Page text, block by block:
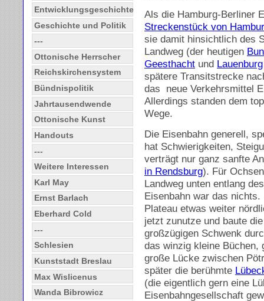
Entwicklungsgeschichte
Geschichte und Politik
---
Ottonische Herrscher
Reichskirchensystem
Bündnispolitik
Jahrtausendwende
Ottonische Kunst
Handouts
---
Weitere Interessen
Karl May
Ernst Barlach
Eberhard Cold
---
Schlesien
Kunststadt Breslau
Max Wislicenus
Wanda Bibrowicz
Als die Hamburg-Berliner
Streckenstück von
sie damit hinsichtlich des
Landweg (der heutigen
Geesthacht und Lauenburg
spätere Transitstrecke
das neue Verkehrsmittel
Allerdings standen dem
Wege.
Die Eisenbahn generell,
hat Schwierigkeiten,
verträgt nur ganz sanfte
in Rendsburg). Für
Landweg unten entlang
Eisenbahn war das
Plateau etwas weiter
jetzt zunutze und baute
großzügigen Schwenk
das winzig kleine Büchen,
große Lücke zwischen
später die berühmte
(die eigentlich gern eine
Eisenbahngesellschaft